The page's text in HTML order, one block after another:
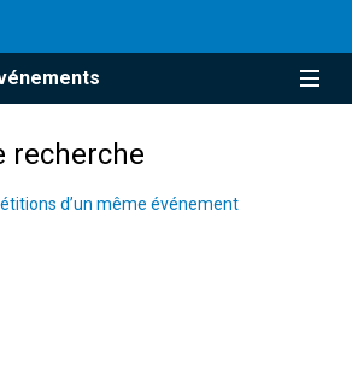
recherche
d’un même événement